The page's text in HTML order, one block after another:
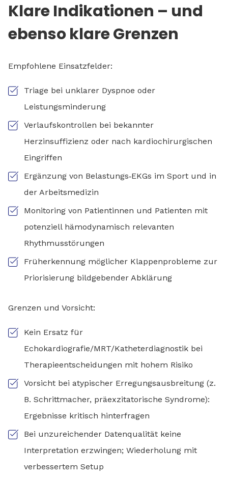
Klare Indikationen – und
ebenso klare Grenzen
Empfohlene Einsatzfelder:
Triage bei unklarer Dyspnoe oder
Leistungsminderung
Verlaufskontrollen bei bekannter
Herzinsuffizienz oder nach kardiochirurgischen
Eingriffen
Ergänzung von Belastungs‑EKGs im Sport und in
der Arbeitsmedizin
Monitoring von Patientinnen und Patienten mit
potenziell hämodynamisch relevanten
Rhythmusstörungen
Früherkennung möglicher Klappenprobleme zur
Priorisierung bildgebender Abklärung
Grenzen und Vorsicht:
Kein Ersatz für
Echokardiografie/MRT/Katheterdiagnostik bei
Therapieentscheidungen mit hohem Risiko
Vorsicht bei atypischer Erregungsausbreitung (z.
B. Schrittmacher, präexzitatorische Syndrome):
Ergebnisse kritisch hinterfragen
Bei unzureichender Datenqualität keine
Interpretation erzwingen; Wiederholung mit
verbessertem Setup